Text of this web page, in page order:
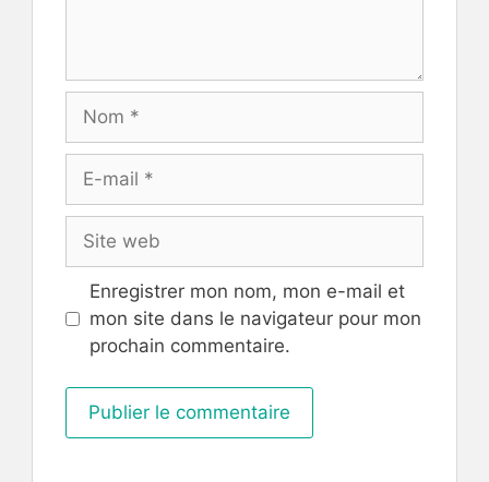
mail
web
Enregistrer mon nom, mon e-mail et
mon site dans le navigateur pour mon
prochain commentaire.